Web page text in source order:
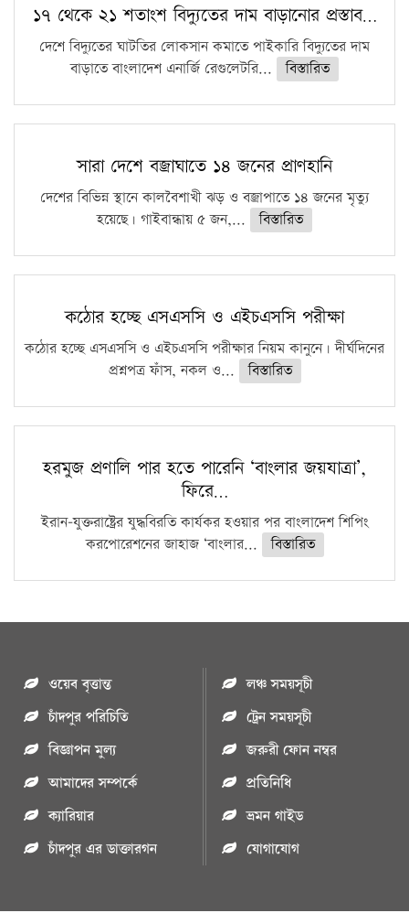
১৭ থেকে ২১ শতাংশ বিদ্যুতের দাম বাড়ানোর প্রস্তাব…
দেশে বিদ্যুতের ঘাটতির লোকসান কমাতে পাইকারি বিদ্যুতের দাম
বাড়াতে বাংলাদেশ এনার্জি রেগুলেটরি...
বিস্তারিত
সারা দেশে বজ্রাঘাতে ১৪ জনের প্রাণহানি
দেশের বিভিন্ন স্থানে কালবৈশাখী ঝড় ও বজ্রাপাতে ১৪ জনের মৃত্যু
হয়েছে। গাইবান্ধায় ৫ জন,...
বিস্তারিত
কঠোর হচ্ছে এসএসসি ও এইচএসসি পরীক্ষা
কঠোর হচ্ছে এসএসসি ও এইচএসসি পরীক্ষার নিয়ম কানুনে। দীর্ঘদিনের
প্রশ্নপত্র ফাঁস, নকল ও...
বিস্তারিত
হরমুজ প্রণালি পার হতে পারেনি ‘বাংলার জয়যাত্রা’,
ফিরে…
ইরান-যুক্তরাষ্ট্রের যুদ্ধবিরতি কার্যকর হওয়ার পর বাংলাদেশ শিপিং
করপোরেশনের জাহাজ ‘বাংলার...
বিস্তারিত
ওয়েব বৃত্তান্ত
চাঁদপুর পরিচিতি
বিজ্ঞাপন মুল্য
আমাদের সম্পর্কে
ক্যারিয়ার
চাঁদপুর এর ডাক্তারগন
লঞ্চ সময়সূচী
ট্রেন সময়সূচী
জরুরী ফোন নম্বর
প্রতিনিধি
ভ্রমন গাইড
যোগাযোগ